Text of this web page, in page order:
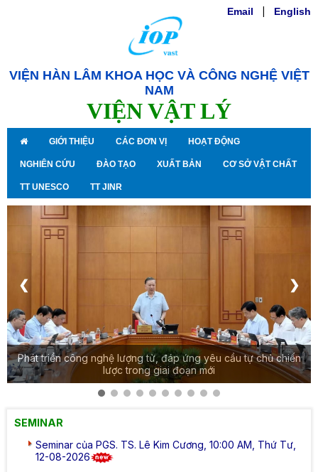
VIỆN HÀN LÂM KHOA HỌC VÀ CÔNG NGHỆ VIỆT
NAM
VIỆN VẬT LÝ
Email English
GIỚI THIỆU CÁC ĐƠN VỊ HOẠT ĐỘNG
NGHIÊN CỨU ĐÀO TẠO XUẤT BẢN CƠ SỞ VẬT CHẤT
TT UNESCO TT JINR
Phát triển công nghệ lượng tử, đáp ứng yêu cầu tự chủ chiến
lược trong giai đoạn mới
❮ ❯
SEMINAR
Seminar của PGS. TS. Lê Kim Cương, 10:00 AM, Thứ Tư,
12-08-2026